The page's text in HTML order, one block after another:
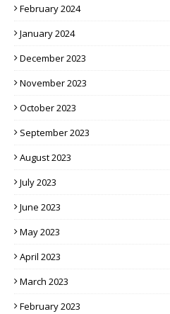
February 2024
January 2024
December 2023
November 2023
October 2023
September 2023
August 2023
July 2023
June 2023
May 2023
April 2023
March 2023
February 2023